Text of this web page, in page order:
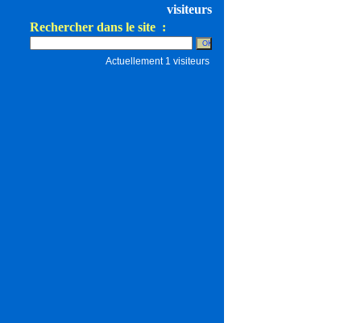
visiteurs
Rechercher dans le site :
Actuellement 1 visiteurs